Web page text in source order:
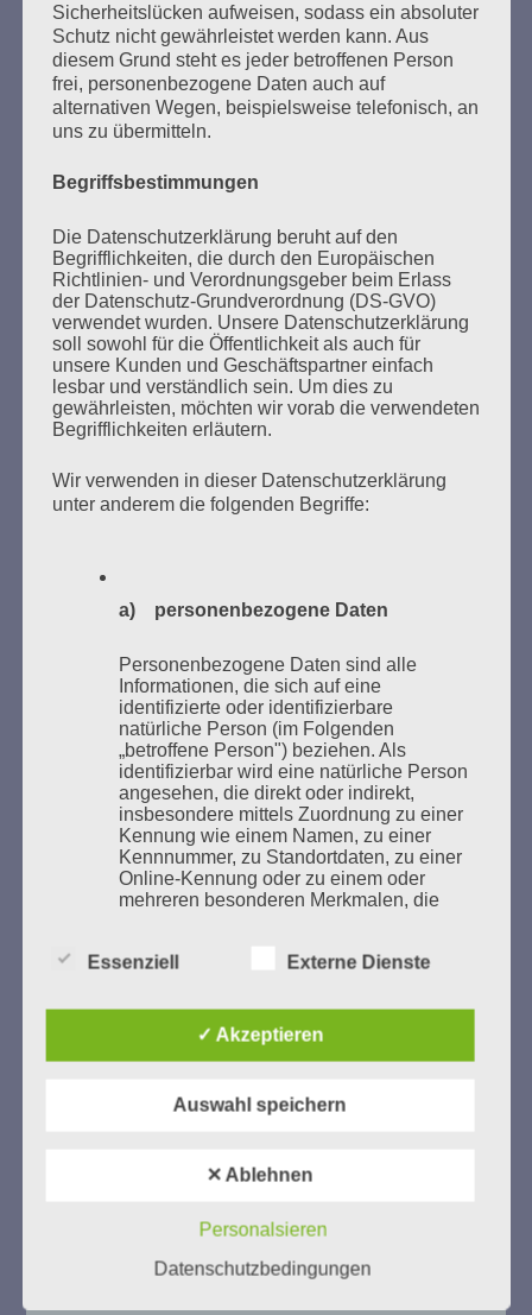
MARATHONLESUNG AUS DEN
VERBRANNTEN BÜCHERN
Donnerstag, 21. Mai 2026, 11 – 18 Uhr
Zum 26. Mal gibt es eine Marathonlesung anlässlich
des Gedenkens an die Verbrennung von Büchern am
Kaifu-Ufer – genau an dem Ort, wo im Mai 1933 NS-
Studentenorganisationen und Burschenschaftler
Bücher verbrannten.
Weitere Informationen:lesezeichen-setzen.de
GEDENKEN UND ERINNERN BEGINNT IN
UNSERER NACHBARSCHAFT
Zum 13. Monat des Gedenkens in Hamburg-
Gedenken als Erinnerung für eine Zukunft, die ein
Vom 20. April bis 14. Juni 2026
ZUM NACHLESEN
Der Stutthof-Prozess
Sicherheitslücken aufweisen, sodass ein absoluter
Schutz nicht gewährleistet werden kann. Aus
diesem Grund steht es jeder betroffenen Person
frei, personenbezogene Daten auch auf
alternativen Wegen, beispielsweise telefonisch, an
uns zu übermitteln.
Begriffsbestimmungen
Die Datenschutzerklärung beruht auf den
Begrifflichkeiten, die durch den Europäischen
Richtlinien- und Verordnungsgeber beim Erlass
der Datenschutz-Grundverordnung (DS-GVO)
verwendet wurden. Unsere Datenschutzerklärung
soll sowohl für die Öffentlichkeit als auch für
unsere Kunden und Geschäftspartner einfach
lesbar und verständlich sein. Um dies zu
gewährleisten, möchten wir vorab die verwendeten
Begrifflichkeiten erläutern.
Wir verwenden in dieser Datenschutzerklärung
unter anderem die folgenden Begriffe:
a) personenbezogene Daten
Personenbezogene Daten sind alle
Informationen, die sich auf eine
identifizierte oder identifizierbare
natürliche Person (im Folgenden
„betroffene Person") beziehen. Als
identifizierbar wird eine natürliche Person
angesehen, die direkt oder indirekt,
insbesondere mittels Zuordnung zu einer
Kennung wie einem Namen, zu einer
Kennnummer, zu Standortdaten, zu einer
Online-Kennung oder zu einem oder
mehreren besonderen Merkmalen, die
psychischen, wirtschaftlichen, kulturellen
Person sind, identifiziert werden kann.
deren personenbezogene Daten von dem
verarbeitet werden.
Essenziell Externe Dienste
✓ Akzeptieren
Auswahl speichern
✕ Ablehnen
Personalsieren
Datenschutzbedingungen